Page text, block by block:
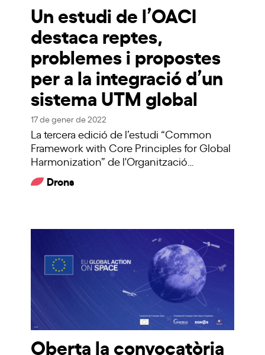
Un estudi de l’OACI
destaca reptes,
problemes i propostes
per a la integració d’un
sistema UTM global
17 de gener de 2022
La tercera edició de l’estudi “Common
Framework with Core Principles for Global
Harmonization” de l'Organització…
Drons
Oberta la convocatòria